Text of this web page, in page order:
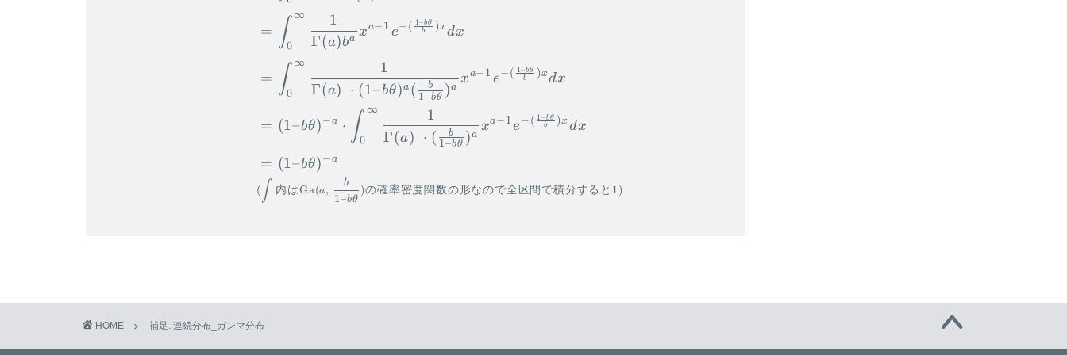
= ∫0
∞
Γ(a)ba
1
xa−1 e−( b
1–bθ )xdx
= ∫0
∞
Γ(a) ⋅ (1–bθ)a ( 1–bθ
b )a
1
xa−1 e−( b
1–bθ )xdx
= (1–bθ)−a ⋅ ∫0
∞
Γ(a) ⋅ ( 1–bθ
b )a
1
xa−1 e−( b
1–bθ )xdx
= (1–bθ)−a
( ∫ 内はGa(a,
1–bθ
b
)の確率密度関数の形なので全区間で積分すると 1)
HOME 補足. 連続分布_ガンマ分布